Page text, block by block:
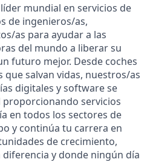
mundial en servicios de
de ingenieros/as,
as para ayudar a las
del mundo a liberar su
futuro mejor. Desde coches
salvan vidas, nuestros/as
digitales y software se
proporcionando servicios
en todos los sectores de
y continúa tu carrera en
de crecimiento,
y donde ningún día